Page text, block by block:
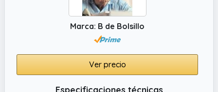
Marca: B de Bolsillo
Ver precio
Especificaciones técnicas